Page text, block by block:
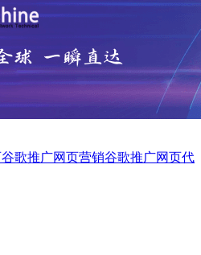
谷歌推广网页营销谷歌推广网页代